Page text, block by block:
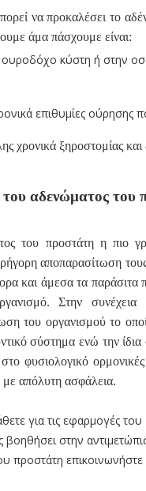
να προκαλέσει το
άμα πάσχουμε είναι:
κύστη ή στην
επιθυμίες
χρονικά ξηροστομίας και
του αδενώματος του
του προστάτη η πιο
αποπαρασίτωση
και άμεσα τα
Στην
του οργανισμού το
σύστημα ενώ την
φυσιολογικό ορμονικές
με απόλυτη ασφάλεια.
για τις εφαρμογές
βοηθήσει στην
προστάτη επικοινωνήστε